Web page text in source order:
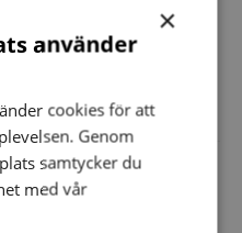
post
×
använder
cookies för att
Genom
samtycker du
med vår